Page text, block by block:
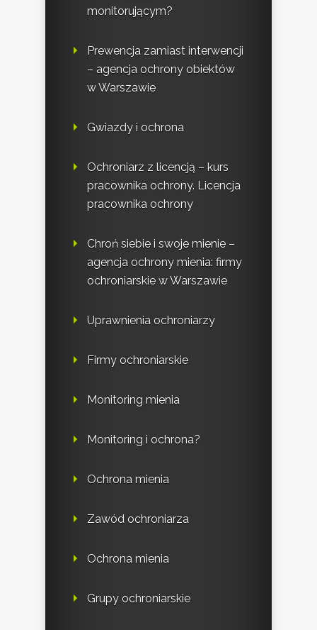
monitorującym?
Prewencja zamiast interwencji
– agencja ochrony obiektów
w Warszawie
Gwiazdy i ochrona
Ochroniarz z licencją – kurs
pracownika ochrony. Licencja
pracownika ochrony
Chroń siebie i swoje mienie –
agencja ochrony mienia: firmy
ochroniarskie w Warszawie
Uprawnienia ochroniarzy
Firmy ochroniarskie
Monitoring mienia
Monitoring i ochrona?
Ochrona mienia
Zawód ochroniarza
Ochrona mienia
Grupy ochroniarskie